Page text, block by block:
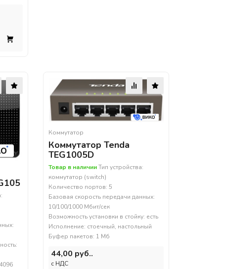
Коммутатор
Коммутатор Tenda
TEG1005D
Товар в наличииТип устройства:
коммутатор (switch)
Количество портов: 5
Базовая скорость передачи данных:
10/100/1000 Мбит/сек
Возможность установки в стойку: есть
Исполнение: стоечный, настольный
Буфер пакетов: 1 Мб
44,00 руб..
c НДС